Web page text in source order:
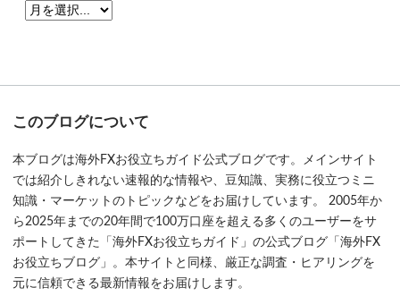
このブログについて
本ブログは海外FXお役立ちガイド公式ブログです。メインサイト
では紹介しきれない速報的な情報や、豆知識、実務に役立つミニ
知識・マーケットのトピックなどをお届けしています。 2005年か
ら2025年までの20年間で100万口座を超える多くのユーザーをサ
ポートしてきた「海外FXお役立ちガイド」の公式ブログ「海外FX
お役立ちブログ」。本サイトと同様、厳正な調査・ヒアリングを
元に信頼できる最新情報をお届けします。